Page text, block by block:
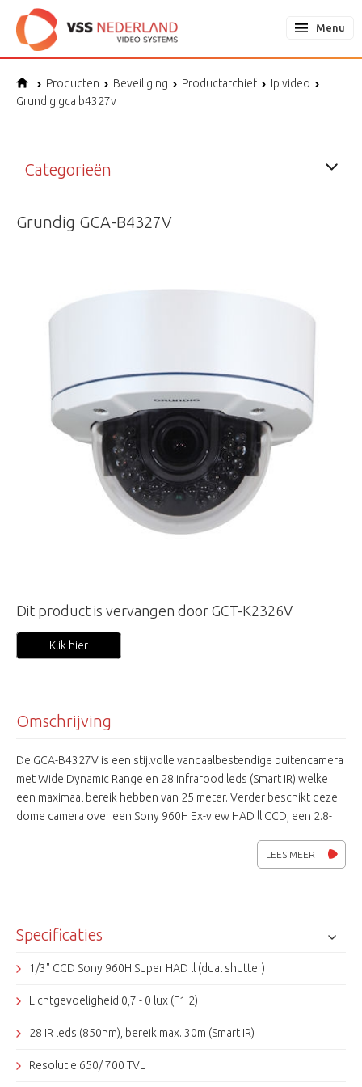
Menu
Producten Beveiliging Productarchief
Ip video
Grundig gca b4327v
Categorieën
Grundig GCA-B4327V
Dit product is vervangen door GCT-K2326V
Klik hier
Omschrijving
De GCA-B4327V is een stijlvolle vandaalbestendige buitencamera
met Wide Dynamic Range en 28 infrarood leds (Smart IR) welke
een maximaal bereik hebben van 25 meter. Verder beschikt deze
dome camera over een Sony 960H Ex-view HAD ll CCD, een 2.8-
tot bediiening van de camera over coax (Coaxitron) maakt
instellen van afstand mogelijk. De aansluitspanning kan zowel
LEES MEER
Specificaties
1/3" CCD Sony 960H Super HAD ll (dual shutter)
Lichtgevoeligheid 0,7 - 0 lux (F1.2)
28 IR leds (850nm), bereik max. 30m (Smart IR)
Resolutie 650/ 700 TVL